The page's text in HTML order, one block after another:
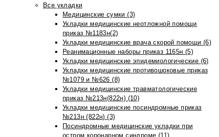
Все укладки
Медицинские сумки (3)
Укладки медицинские неотложной помощи
приказ №1183н(2)
Укладки медицинские врача скорой помощи (6)
Реанимационные наборы приказ 1165н (5)
Укладки медицинские эпидемиологические (6)
Укладки медицинские противошоковые приказ
№1079 и №626 (8)
Укладки медицинские травматологические
приказ №213н(822н) (10)
Укладки медицинские посиндромные приказ
№213н (822н) (3)
Посиндромные медицинские укладки при
остром коронарном синдроме (11)